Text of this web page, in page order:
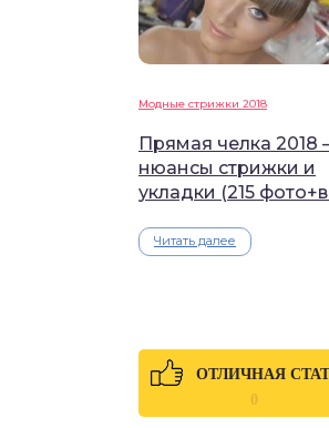
Модные стрижки 2018
Прямая челка 2018
нюансы стрижки и
укладки (215
Читать далее
ОТЛИЧНАЯ
0